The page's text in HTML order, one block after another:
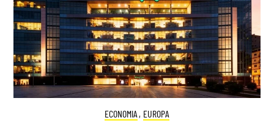
ECONOMIA , EUROPA